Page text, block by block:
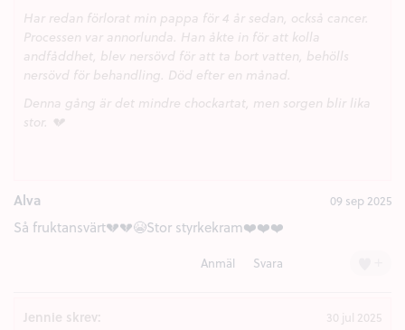
Har redan förlorat min pappa för 4 år sedan, också cancer.
Processen var annorlunda. Han åkte in för att kolla
andfåddhet, blev nersövd för att ta bort vatten, behölls
nersövd för behandling. Död efter en månad.
Denna gång är det mindre chockartat, men sorgen blir lika
stor. 💔
Alva 09 sep 2025
Så fruktansvärt💔💔😭Stor styrkekram❤️❤️❤️
Anmäl Svara
Jennie skrev: 30 jul 2025